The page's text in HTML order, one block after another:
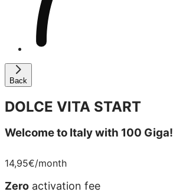
Back
DOLCE VITA START
Welcome to Italy with 100 Giga!
14,95€/month
Zero activation fee